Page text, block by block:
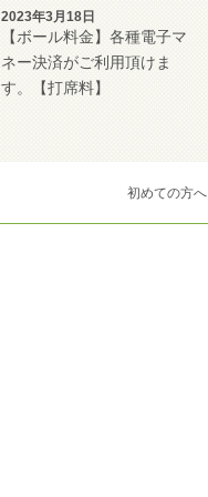
2023年3月18日
【ボール料金】各種電子マ
ネー決済がご利用頂けま
す。【打席料】
初めての方へ